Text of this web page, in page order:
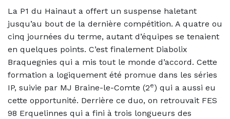
La P1 du Hainaut a offert un suspense haletant
jusqu’au bout de la dernière compétition. A quatre ou
cinq journées du terme, autant d’équipes se tenaient
en quelques points. C’est finalement Diabolix
Braquegnies qui a mis tout le monde d’accord. Cette
formation a logiquement été promue dans les séries
IP, suivie par MJ Braine-le-Comte (2e) qui a aussi eu
cette opportunité. Derrière ce duo, on retrouvait FES
98 Erquelinnes qui a fini à trois longueurs des